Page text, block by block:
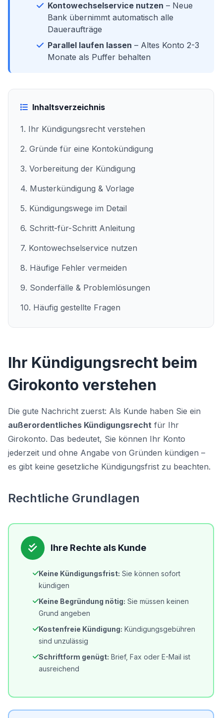
Kontowechselservice nutzen – Neue
Bank übernimmt automatisch alle
Daueraufträge
Parallel laufen lassen – Altes Konto 2-3
Monate als Puffer behalten
Inhaltsverzeichnis
1. Ihr Kündigungsrecht verstehen
2. Gründe für eine Kontokündigung
3. Vorbereitung der Kündigung
4. Musterkündigung & Vorlage
5. Kündigungswege im Detail
6. Schritt-für-Schritt Anleitung
7. Kontowechselservice nutzen
8. Häufige Fehler vermeiden
9. Sonderfälle & Problemlösungen
10. Häufig gestellte Fragen
Ihr Kündigungsrecht beim
Girokonto verstehen
Die gute Nachricht zuerst: Als Kunde haben Sie ein
außerordentliches Kündigungsrecht für Ihr
Girokonto. Das bedeutet, Sie können Ihr Konto
jederzeit und ohne Angabe von Gründen kündigen –
es gibt keine gesetzliche Kündigungsfrist zu beachten.
Rechtliche Grundlagen
Ihre Rechte als Kunde
Keine Kündigungsfrist: Sie können sofort
kündigen
Keine Begründung nötig: Sie müssen keinen
Grund angeben
Kostenfreie Kündigung: Kündigungsgebühren
sind unzulässig
Schriftform genügt: Brief, Fax oder E-Mail ist
ausreichend